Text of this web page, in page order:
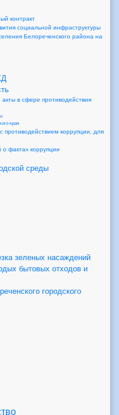
контракт
социальной инфраструктуры
Белореченского района на
в сфере противодействия
края
противодействием коррупции, для
фактах коррупции
среды
зеленых насаждений
бытовых отходов и
городского